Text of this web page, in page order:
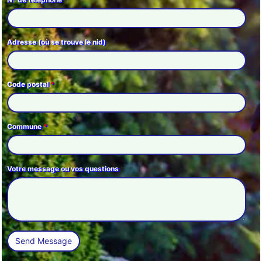
Adresse (où se trouve le nid)
Code postal*
Commune*
Votre message ou vos questions